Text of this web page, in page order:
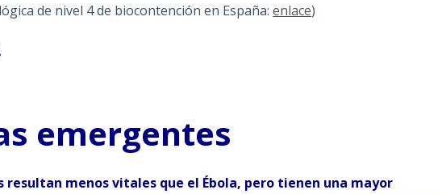
de nivel 4 de biocontención en España:enlace)
emergentes
menos vitales que el Ébola, pero tienen una mayor